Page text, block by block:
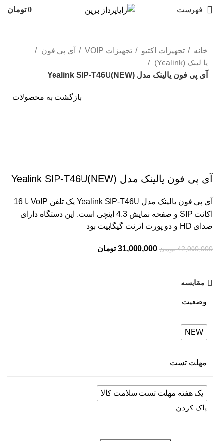
فهرست 0 تومان
خانه تجهیزات اکتیو تجهیزات VOIP
آی پی فون
یا لینک (Yealink)
آی پی فون یالینک مدل Yealink SIP-T46U(NEW)
بازگشت به محصولات
آی پی فون یالینک مدل Yealink SIP-T46U(NEW)
آی پی فون یالینک مدل Yealink SIP-T46U یک تلفن VoIP با 16
اکانت SIP و صفحه نمایش 4.3 اینچی است. این دستگاه دارای
صدای HD و دو پورت اترنت گیگابیت بود
42,000,000 تومان 31,000,000 تومان
مقایسه
وضعیت
NEW
مهلت تست
یک هفته مهلت تست سلامت کالا
پاک کردن